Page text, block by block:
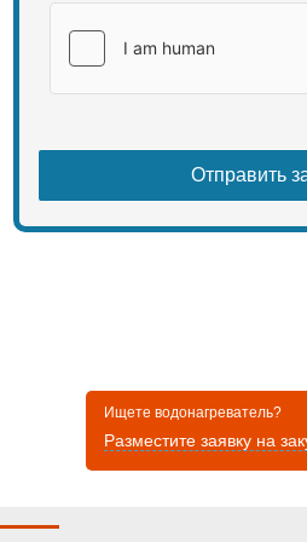
Ищете водонагреватель?
Разместите заявку на